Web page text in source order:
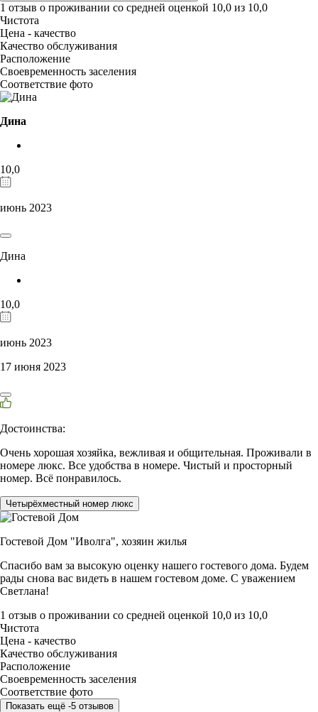
1 отзыв о проживании со средней оценкой 10,0 из 10,0
Чистота
Цена - качество
Качество обслуживания
Расположение
Своевременность заселения
Соответствие фото
Дина
10,0
июнь 2023
Дина
10,0
июнь 2023
17 июня 2023
Достоинства:
Очень хорошая хозяйка, вежливая и общительная. Проживали в
номере люкс. Все удобства в номере. Чистый и просторный
номер. Всё понравилось.
Четырёхместный номер люкс
Гостевой Дом "Иволга", хозяин жилья
Спасибо вам за высокую оценку нашего гостевого дома. Будем
рады снова вас видеть в нашем гостевом доме. С уважением
Светлана!
1 отзыв о проживании со средней оценкой 10,0 из 10,0
Чистота
Цена - качество
Качество обслуживания
Расположение
Своевременность заселения
Соответствие фото
Показать ещё -5 отзывов